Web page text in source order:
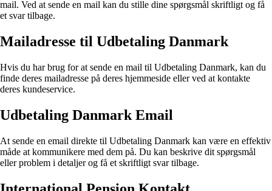
mail. Ved at sende en mail kan du stille dine spørgsmål skriftligt og få
et svar tilbage.
Mailadresse til Udbetaling Danmark
Hvis du har brug for at sende en mail til Udbetaling Danmark, kan du
finde deres mailadresse på deres hjemmeside eller ved at kontakte
deres kundeservice.
Udbetaling Danmark Email
At sende en email direkte til Udbetaling Danmark kan være en effektiv
måde at kommunikere med dem på. Du kan beskrive dit spørgsmål
eller problem i detaljer og få et skriftligt svar tilbage.